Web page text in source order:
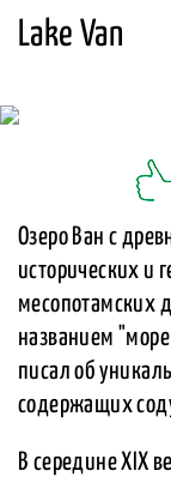
Lake Van
Озеро Ван с
исторических и
месопотамских
названием
писал об
содержащих
В середине XIX